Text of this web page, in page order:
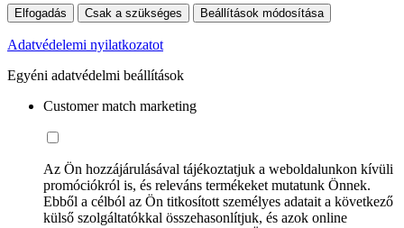
Elfogadás Csak a szükséges Beállítások módosítása
Adatvédelemi nyilatkozatot
Egyéni adatvédelmi beállítások
Customer match marketing
Az Ön hozzájárulásával tájékoztatjuk a weboldalunkon kívüli
promóciókról is, és releváns termékeket mutatunk Önnek.
Ebből a célból az Ön titkosított személyes adatait a következő
külső szolgáltatókkal összehasonlítjuk, és azok online